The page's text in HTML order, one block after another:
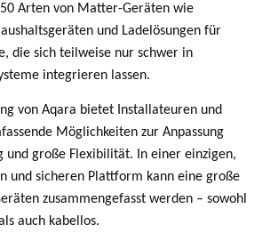
Arten von Matter-Geräten wie
und Ladelösungen für
die sich teilweise nur schwer in
integrieren lassen.
von Aqara bietet Installateuren und
Möglichkeiten zur Anpassung
und große Flexibilität. In einer einzigen,
und sicheren Plattform kann eine große
zusammengefasst werden – sowohl
auch kabellos.